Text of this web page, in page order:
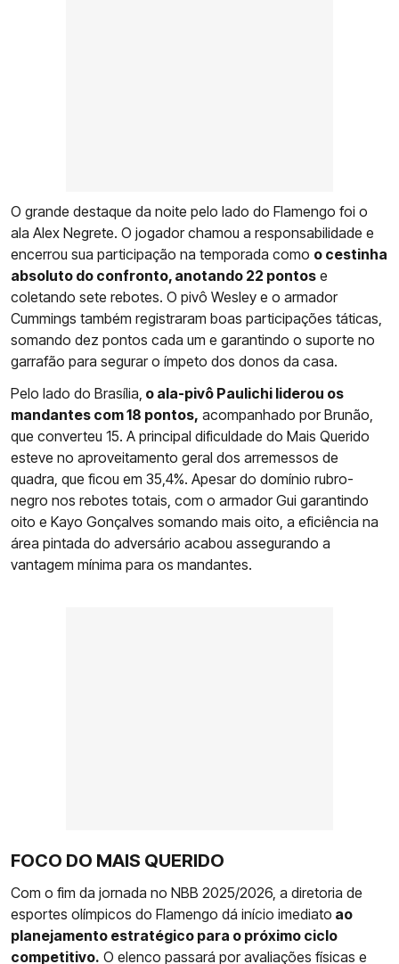
O grande destaque da noite pelo lado do Flamengo foi o
ala Alex Negrete. O jogador chamou a responsabilidade e
encerrou sua participação na temporada como o cestinha
absoluto do confronto, anotando 22 pontos e
coletando sete rebotes. O pivô Wesley e o armador
Cummings também registraram boas participações táticas,
somando dez pontos cada um e garantindo o suporte no
garrafão para segurar o ímpeto dos donos da casa.
Pelo lado do Brasília, o ala-pivô Paulichi liderou os
mandantes com 18 pontos, acompanhado por Brunão,
que converteu 15. A principal dificuldade do Mais Querido
esteve no aproveitamento geral dos arremessos de
quadra, que ficou em 35,4%. Apesar do domínio rubro-
negro nos rebotes totais, com o armador Gui garantindo
oito e Kayo Gonçalves somando mais oito, a eficiência na
área pintada do adversário acabou assegurando a
vantagem mínima para os mandantes.
FOCO DO MAIS QUERIDO
Com o fim da jornada no NBB 2025/2026, a diretoria de
esportes olímpicos do Flamengo dá início imediato ao
planejamento estratégico para o próximo ciclo
competitivo. O elenco passará por avaliações físicas e